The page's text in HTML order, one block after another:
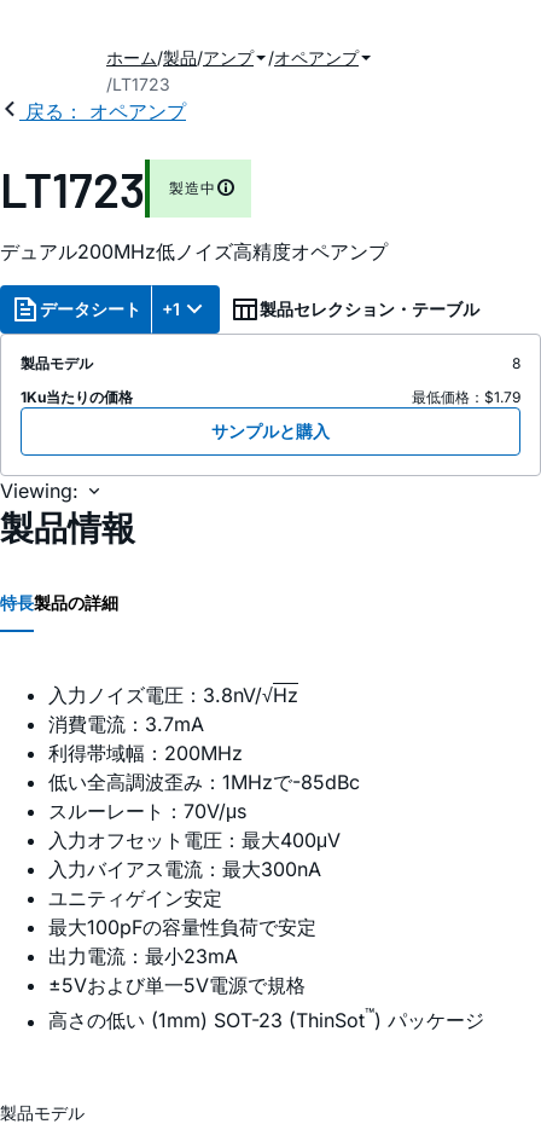
ホーム 製品 アンプ
オペアンプ
LT1723
戻る： オペアンプ
LT1723 製造中
デュアル200MHz低ノイズ高精度オペアンプ
データシート +1 製品セレクション・テーブル
製品モデル
8
1Ku当たりの価格
最低価格：$1.79
サンプルと購入
Viewing:
製品情報
特長製品の詳細
入力ノイズ電圧：3.8nV/√Hz
消費電流：3.7mA
利得帯域幅：200MHz
低い全高調波歪み：1MHzで-85dBc
スルーレート：70V/μs
入力オフセット電圧：最大400μV
入力バイアス電流：最大300nA
ユニティゲイン安定
最大100pFの容量性負荷で安定
出力電流：最小23mA
±5Vおよび単一5V電源で規格
高さの低い (1mm) SOT-23 (ThinSot™) パッケージ
製品モデル